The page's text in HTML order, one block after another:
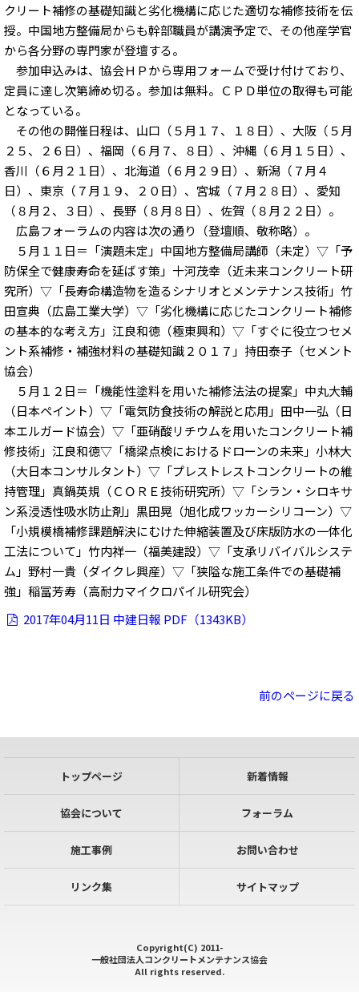
クリート補修の基礎知識と劣化機構に応じた適切な補修技術を伝
授。中国地方整備局からも幹部職員が講演予定で、その他産学官
から各分野の専門家が登壇する。
参加申込みは、協会ＨＰから専用フォームで受け付けており、
定員に達し次第締め切る。参加は無料。ＣＰＤ単位の取得も可能
となっている。
その他の開催日程は、山口（５月１７、１８日）、大阪（５月
２５、２６日）、福岡（６月７、８日）、沖縄（６月１５日）、
香川（６月２１日）、北海道（６月２９日）、新潟（７月４
日）、東京（７月１９、２０日）、宮城（７月２８日）、愛知
（８月２、３日）、長野（８月８日）、佐賀（８月２２日）。
広島フォーラムの内容は次の通り（登壇順、敬称略）。
５月１１日＝「演題未定」中国地方整備局講師（未定）▽「予
防保全で健康寿命を延ばす策」十河茂幸（近未来コンクリート研
究所）▽「長寿命構造物を造るシナリオとメンテナンス技術」竹
田宣典（広島工業大学）▽「劣化機構に応じたコンクリート補修
の基本的な考え方」江良和徳（極東興和）▽「すぐに役立つセメ
ント系補修・補強材料の基礎知識２０１７」持田泰子（セメント
協会）
５月１２日＝「機能性塗料を用いた補修法法の提案」中丸大輔
（日本ペイント）▽「電気防食技術の解説と応用」田中一弘（日
本エルガード協会）▽「亜硝酸リチウムを用いたコンクリート補
修技術」江良和徳▽「橋梁点検におけるドローンの未来」小林大
（大日本コンサルタント）▽「プレストレストコンクリートの維
持管理」真鍋英規（ＣＯＲＥ技術研究所）▽「シラン・シロキサ
ン系浸透性吸水防止剤」黒田晃（旭化成ワッカーシリコーン）▽
「小規模橋補修課題解決にむけた伸縮装置及び床版防水の一体化
工法について」竹内祥一（福美建設）▽「支承リバイバルシステ
ム」野村一貴（ダイクレ興産）▽「狭隘な施工条件での基礎補
強」稲冨芳寿（高耐力マイクロパイル研究会）
2017年04月11日 中建日報 PDF（1343KB）
前のページに戻る
トップページ 新着情報
協会について フォーラム
施工事例 お問い合わせ
リンク集 サイトマップ
Copyright(C) 2011-
一般社団法人コンクリートメンテナンス協会
All rights reserved.